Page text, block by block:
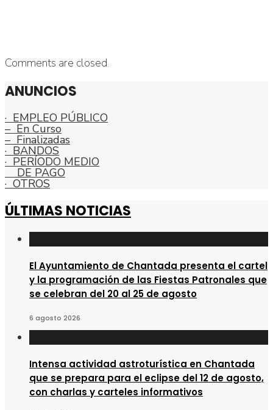
Comments are closed.
ANUNCIOS
· EMPLEO PÚBLICO
– En Curso
– Finalizadas
· BANDOS
· PERÍODO MEDIO
DE PAGO
· OTROS
ÚLTIMAS NOTICIAS
El Ayuntamiento de Chantada presenta el cartel
y la programación de las Fiestas Patronales que
se celebran del 20 al 25 de agosto
6 agosto 2026
Intensa actividad astroturística en Chantada
que se prepara para el eclipse del 12 de agosto,
con charlas y carteles informativos